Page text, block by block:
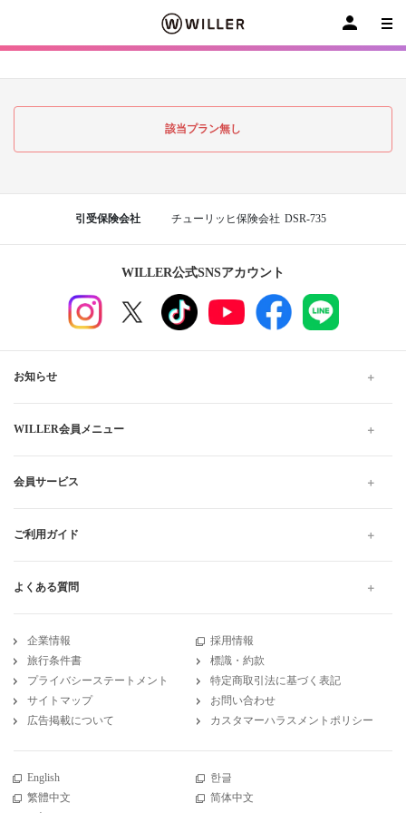
該当プラン無し
引受保険会社 チューリッヒ保険会社 DSR-735
WILLER公式SNSアカウント
お知らせ
WILLER会員メニュー
会員サービス
ご利用ガイド
よくある質問
企業情報
採用情報
旅行条件書
標識・約款
プライバシーステートメント
特定商取引法に基づく表記
サイトマップ
お問い合わせ
広告掲載について
カスタマーハラスメントポリシー
English
한글
繁體中文
简体中文